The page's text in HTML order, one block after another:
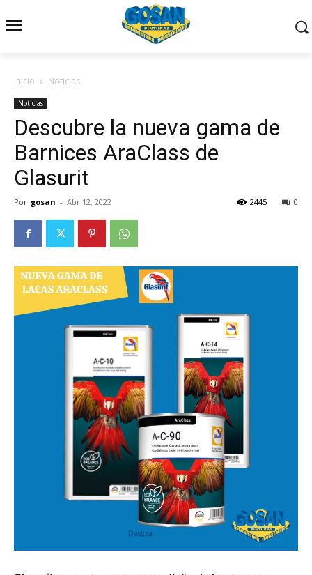
Inicio Noticias
Noticias
Descubre la nueva gama de
Barnices AraClass de
Glasurit
Por gosan - Abr 12, 2022 0
2445